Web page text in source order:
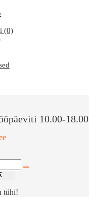
(0)
10.00-18.00
tühi!